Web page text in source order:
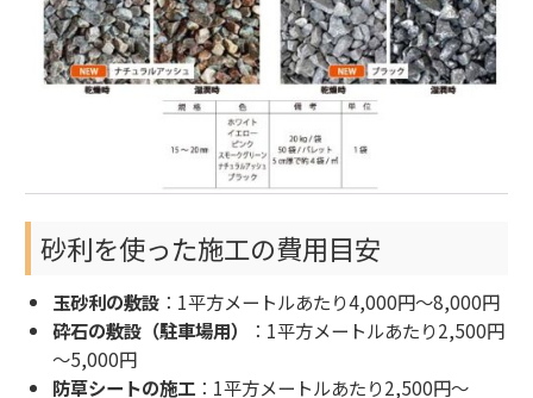
砂利を使った施工の費用目安
玉砂利の敷設 ：1平方メートルあたり4,000円～8,000円
砕石の敷設（駐車場用）
：1平方メートルあたり2,500円
～5,000円
防草シートの施工 ：1平方メートルあたり2,500円～